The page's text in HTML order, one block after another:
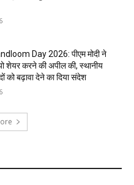
Day 2026: पीएम मोदी ने
शेयर करने की अपील की, स्थानीय
को बढ़ावा देने का दिया संदेश